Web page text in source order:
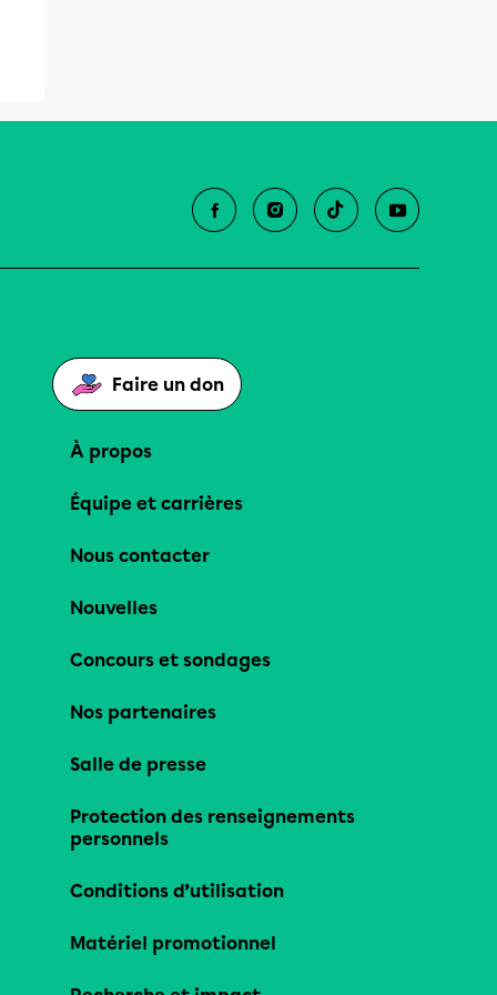
Faire un don
À propos
Équipe et carrières
Nous contacter
Nouvelles
Concours et sondages
Nos partenaires
Salle de presse
Protection des renseignements
personnels
Conditions d’utilisation
Matériel promotionnel